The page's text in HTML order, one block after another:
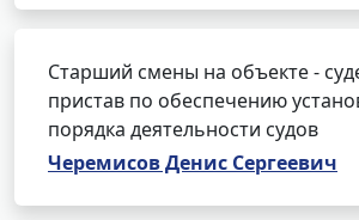
Старший смены на объекте -
пристав по обеспечению
порядка деятельности судов
Черемисов Денис Сергеевич